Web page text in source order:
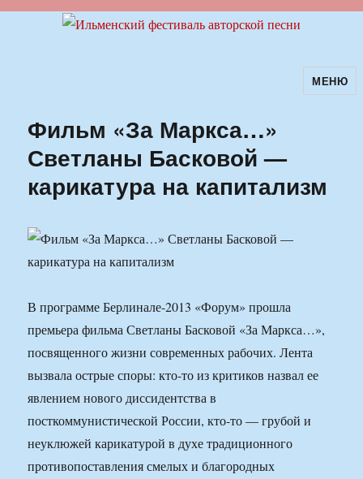
Ильменский фестиваль авторскойМЕНЮ
Фильм «За Маркса…»
Светланы Басковой —
карикатура на капитализм
В программе Берлинале-2013 «Форум» прошла
премьера фильма Светланы Басковой «За Маркса…»,
посвященного жизни современных рабочих. Лента
вызвала острые споры: кто-то из критиков назвал ее
явлением нового диссидентства в
посткоммунистической России, кто-то — грубой и
неуклюжей карикатурой в духе традиционного
противопоставления смелых и благородных